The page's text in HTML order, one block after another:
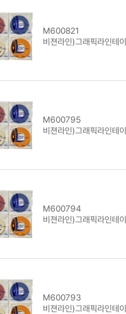
M600821
비젼라인)그래픽라인
M600795
비젼라인)그래픽라인
M600794
비젼라인)그래픽라인
M600793
비젼라인)그래픽라인